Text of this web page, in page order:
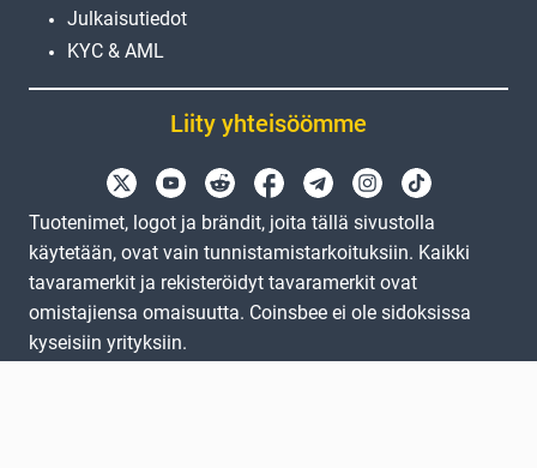
Julkaisutiedot
KYC & AML
Liity yhteisöömme
Tuotenimet, logot ja brändit, joita tällä sivustolla
käytetään, ovat vain tunnistamistarkoituksiin. Kaikki
tavaramerkit ja rekisteröidyt tavaramerkit ovat
omistajiensa omaisuutta. Coinsbee ei ole sidoksissa
kyseisiin yrityksiin.